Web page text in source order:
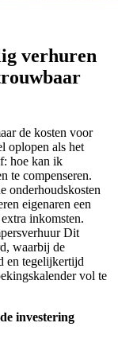
verhuren
de kosten voor
oplopen als het
hoe kan ik
te compenseren.
onderhoudskosten
eigenaren een
inkomsten.
Dit
waarbij de
en tegelijkertijd
vol te
investering